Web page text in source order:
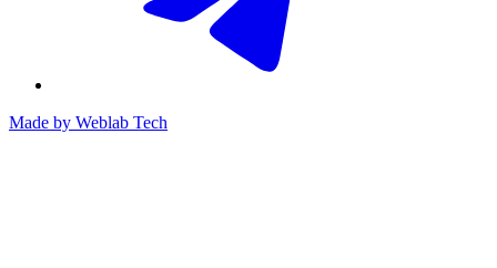
Made by Weblab Tech